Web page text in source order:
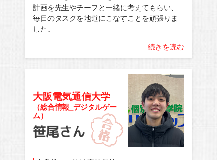
計画を先生やチーフと一緒に考えてもらい、
毎日のタスクを地道にこなすことを頑張りま
した。
続きを読む
大阪電気通信大学
（総合情報_デジタルゲー
ム）